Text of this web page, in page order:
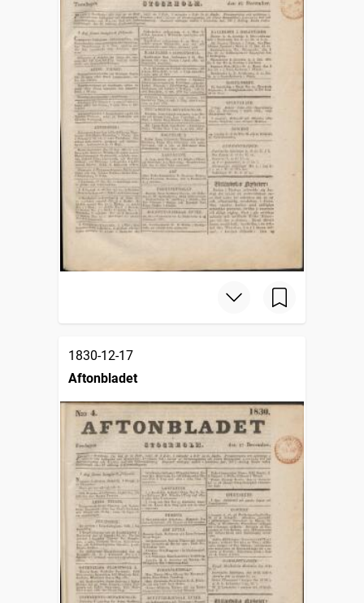
1830-12-17
Aftonbladet